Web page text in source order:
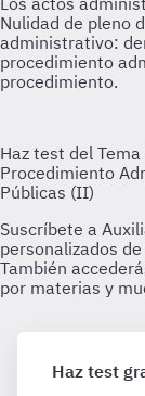
Haz test